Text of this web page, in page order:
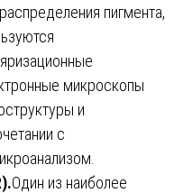
пигмента,
микроскопы
и
с
Один из наиболее